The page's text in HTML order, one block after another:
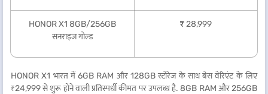
HONOR X1 8GB/256GB
सनराइज गोल्ड
₹28,999
HONOR X1 भारत में 6GB RAM और 128GB स्टोरेज के साथ बेस वेरिएंट के लिए
₹24,999 से शुरू होने वाली प्रतिस्पर्धी कीमत पर उपलब्ध है. 8GB RAM और 256GB